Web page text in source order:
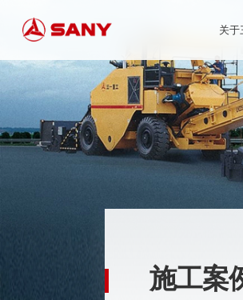
关于
施工案